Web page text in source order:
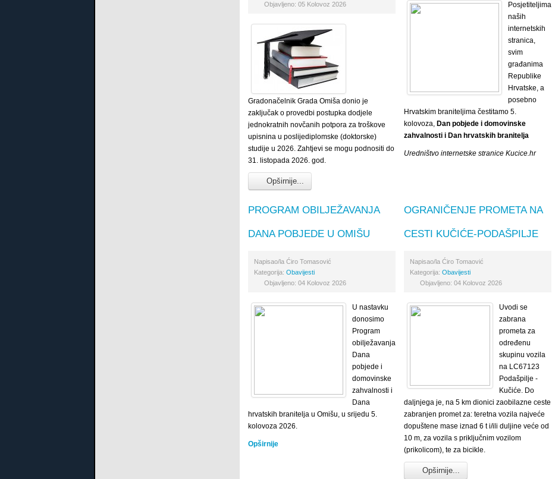
Objavljeno: 05 Kolovoz 2026
Gradonačelnik Grada Omiša donio je
zaključak o provedbi postupka dodjele
jednokratnih novčanih potpora za troškove
upisnina u poslijediplomske (doktorske)
studije u 2026. Zahtjevi se mogu podnositi do
31. listopada 2026. god.
Opširnije...
Posjetiteljima
naših
internetskih
stranica,
svim
građanima
Republike
Hrvatske, a
posebno
Hrvatskim braniteljima čestitamo 5.
kolovoza, Dan pobjede i domovinske
zahvalnosti i Dan hrvatskih branitelja
Uredništvo internetske stranice Kucice.hr
PROGRAM OBILJEŽAVANJA
DANA POBJEDE U OMIŠU
Napisao/la Ćiro Tomasović
Kategorija: Obavijesti
Objavljeno: 04 Kolovoz 2026
U nastavku
donosimo
Program
obilježavanja
Dana
pobjede i
domovinske
zahvalnosti i
Dana
hrvatskih branitelja u Omišu, u srijedu 5.
kolovoza 2026.
Opširnije
OGRANIČENJE PROMETA NA
CESTI KUČIĆE-PODAŠPILJE
Napisao/la Ćiro Tomaović
Kategorija: Obavijesti
Objavljeno: 04 Kolovoz 2026
Uvodi se
zabrana
prometa za
određenu
skupinu vozila
na LC67123
Podašpilje -
Kučiće. Do
daljnjega je, na 5 km dionici zaobilazne ceste
zabranjen promet za: teretna vozila najveće
dopuštene mase iznad 6 t i/ili duljine veće od
10 m, za vozila s priključnim vozilom
(prikolicom), te za bicikle.
Opširnije...